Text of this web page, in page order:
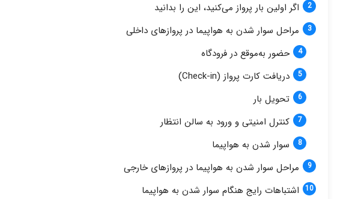
اگر اولین بار پرواز می‌کنید، این را بدانید
مراحل سوار شدن به هواپیما در پروازهای داخلی
حضور به‌موقع در فرودگاه
دریافت کارت پرواز (Check-in)
تحویل بار
کنترل امنیتی و ورود به سالن انتظار
سوار شدن به هواپیما
مراحل سوار شدن به هواپیما در پروازهای خارجی
اشتباهات رایج هنگام سوار شدن به هواپیما